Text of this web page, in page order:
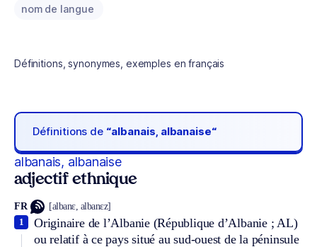
nom de langue
Définitions, synonymes, exemples en français
Définitions de “albanais, albanaise“
albanais, albanaise
adjectif ethnique
FR [albanɛ, albanɛz]
Originaire de l’Albanie (République d’Albanie ; AL)
ou relatif à ce pays situé au sud-ouest de la péninsule
1